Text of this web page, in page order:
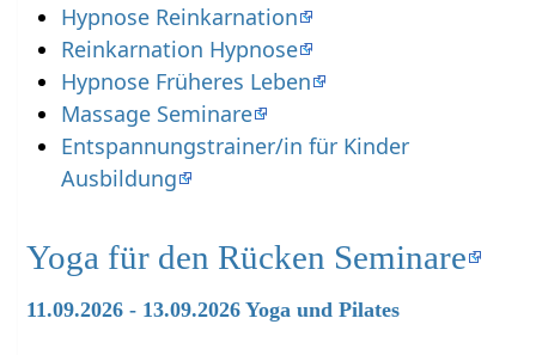
Hypnose Reinkarnation
Reinkarnation Hypnose
Hypnose Früheres Leben
Massage Seminare
Entspannungstrainer/in für Kinder
Ausbildung
Yoga für den Rücken Seminare
11.09.2026 - 13.09.2026 Yoga und Pilates